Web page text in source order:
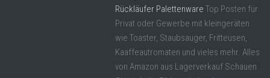
Rückläufer Palettenware Top Posten für
Privat oder Gewerbe mit kleingeräten
wie Toaster, Staubsauger, Fritteusen,
Kaaffeautromaten und vieles mehr. Alles
von Amazon aus Lagerverkauf Schauen